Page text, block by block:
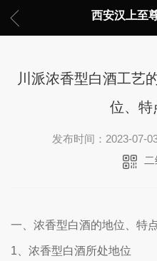
西安汉上至
川派浓香型白酒工艺
位、特
发布时间：2023-07-
一、浓香型白酒的地位、特
1、浓香型白酒所处地位